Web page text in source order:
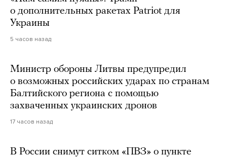
о дополнительных ракетах Patriot для
Украины
5 часов назад
Министр обороны Литвы предупредил
о возможных российских ударах по странам
Балтийского региона с помощью
захваченных украинских дронов
17 часов назад
В России снимут ситком «ПВЗ» о пункте